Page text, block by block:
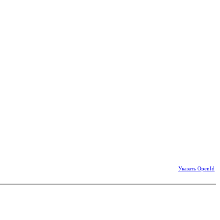
Указать OpenId